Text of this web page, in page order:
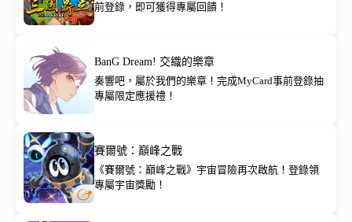
前登錄，即可獲得專屬回饋！
BanG Dream! 交織的樂章
奏響吧，屬於我們的樂章！完成MyCard事前登錄抽
專屬限定應援禮！
賽爾號：巔峰之戰
《賽爾號：巔峰之戰》宇宙冒險再次啟航！登錄領
專屬宇宙獎勵！